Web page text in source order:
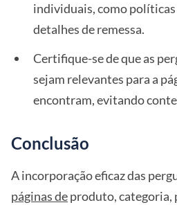
individuais, como políticas
detalhes de remessa.
Certifique-se de que as
sejam relevantes para a
encontram, evitando
Conclusão
A incorporação eficaz das
páginas deproduto, categoria,